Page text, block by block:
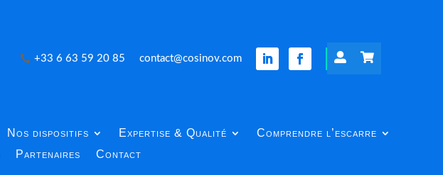
+33 6 63 59 20 85 contact@cosinov.com  
Nos dispositifs Expertise & Qualité
Comprendre l’escarre
Partenaires Contact